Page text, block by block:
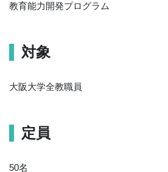
教育能力開発プログラム
対象
大阪大学全教職員
定員
50名